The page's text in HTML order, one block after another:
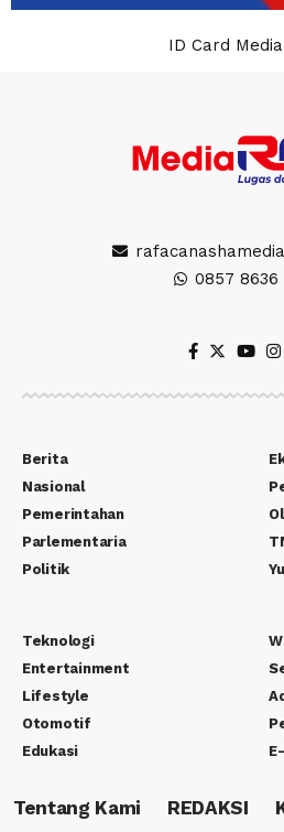
ID Card Media
0857 8636
Berita
Nasional
Pemerintahan
Parlementaria
Politik
Teknologi
Entertainment
Lifestyle
Otomotif
Edukasi
Tentang Kami REDAKSI